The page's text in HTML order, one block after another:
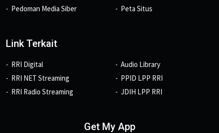
Pedoman Media Siber
Peta Situs
Link Terkait
RRI Digital
RRI NET Streaming
RRI Radio Streaming
Audio Library
PPID LPP RRI
JDIH LPP RRI
Get My App